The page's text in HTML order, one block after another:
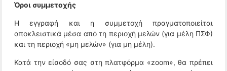
Όροι συμμετοχής
Η εγγραφή και η συμμετοχή πραγματοποιείται
αποκλειστικά μέσα από τη περιοχή μελών (για μέλη ΠΣΦ)
και τη περιοχή «μη μελών» (για μη μέλη).
Κατά την είσοδό σας στη πλατφόρμα «zoom», θα πρέπει